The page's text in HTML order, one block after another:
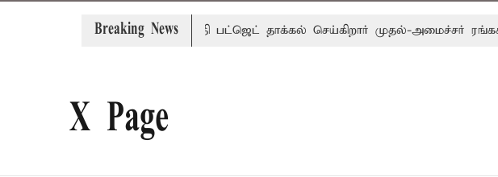
Breaking News
சட்டசபையில் வரும் 24ம் தேதி பட்ஜெட் தாக்கல் செய்கிறார் முதல்-அமைச்சர் ரங்கசாமி
X Page